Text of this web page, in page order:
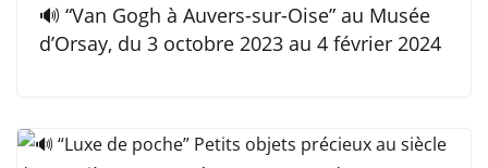
🔊 “Van Gogh à Auvers-sur-Oise” au Musée
d’Orsay, du 3 octobre 2023 au 4 février 2024